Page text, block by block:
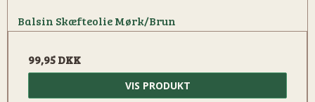
Balsin Skæfteolie Mørk/Brun
99,95 DKK
VIS PRODUKT